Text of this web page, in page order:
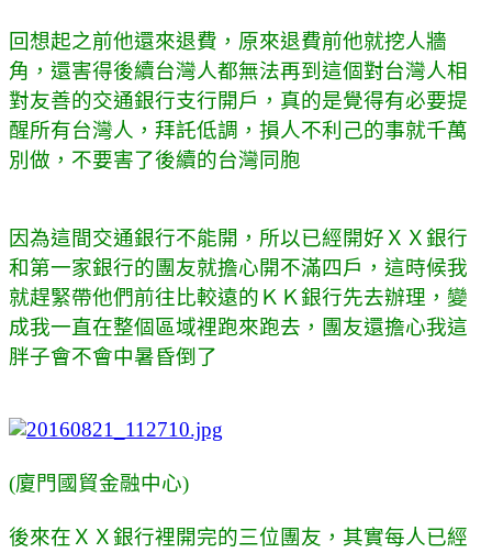
回想起之前他還來退費，原來退費前他就挖人牆
角，還害得後續台灣人都無法再到這個對台灣人相
對友善的交通銀行支行開戶，真的是覺得有必要提
醒所有台灣人，拜託低調，損人不利己的事就千萬
別做，不要害了後續的台灣同胞
因為這間交通銀行不能開，所以已經開好ＸＸ銀行
和第一家銀行的團友就擔心開不滿四戶，這時候我
就趕緊帶他們前往比較遠的ＫＫ銀行先去辦理，變
成我一直在整個區域裡跑來跑去，團友還擔心我這
胖子會不會中暑昏倒了
(廈門國貿金融中心)
後來在ＸＸ銀行裡開完的三位團友，其實每人已經